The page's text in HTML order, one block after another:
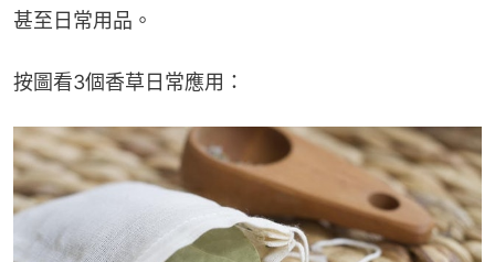
甚至日常用品。
按圖看3個香草日常應用：